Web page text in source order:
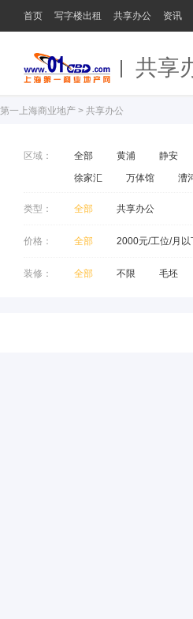
首页 写字楼出租 共享办公 资讯
共享
第一上海商业地产 > 共享办公
区域： 全部 黄浦 静安
徐家汇
万体馆 漕
类型： 全部 共享办公
价格： 全部 2000元/工位/月以
装修： 全部 不限 毛坯